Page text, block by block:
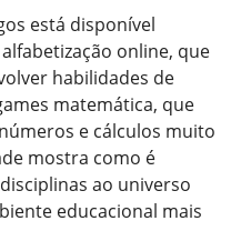
está disponível
online, que
habilidades de
matemática, que
e cálculos muito
mostra como é
ao universo
educacional mais